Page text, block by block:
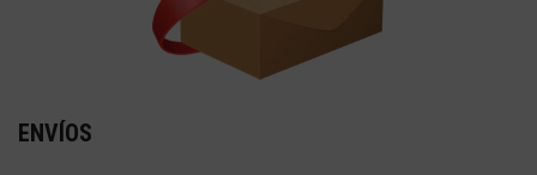
ENVÍOS